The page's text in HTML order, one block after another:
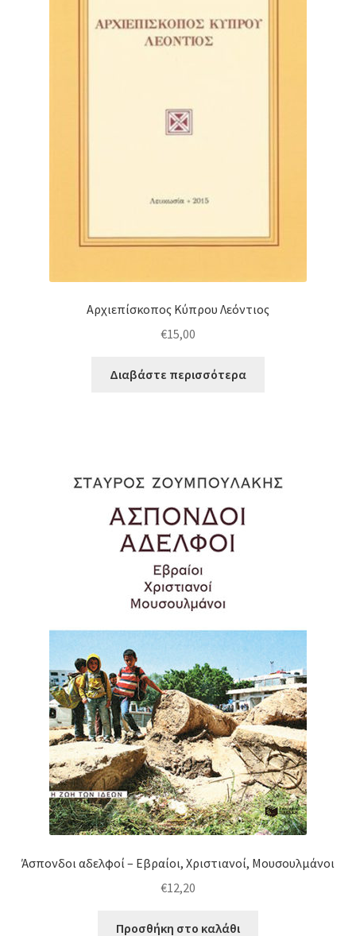
Αρχιεπίσκοπος Κύπρου Λεόντιος
€15,00
Διαβάστε περισσότερα
Άσπονδοι αδελφοί – Εβραίοι, Χριστιανοί, Μουσουλμάνοι
€12,20
Προσθήκη στο καλάθι